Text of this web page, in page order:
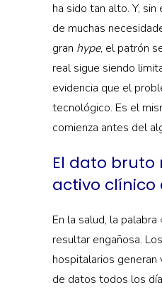
ha sido tan alto. Y,
de muchas
gran hype, el patrón
real sigue siendo
evidencia que el
tecnológico. Es el
comienza antes del
El dato bruto
activo clínico
En la salud, la palabra
resultar engañosa.
hospitalarios
de datos todos los